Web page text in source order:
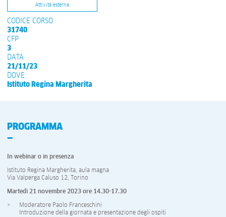
Attività esterna
CODICE CORSO
31740
CFP
3
DATA
21/11/23
DOVE
Istituto Regina Margherita
PROGRAMMA
In webinar o in presenza
Istituto Regina Margherita, aula magna
Via Valperga Caluso 12, Torino
Martedì 21 novembre 2023 ore 14.30-17.30
Moderatore Paolo Franceschini
Introduzione della giornata e presentazione degli ospiti